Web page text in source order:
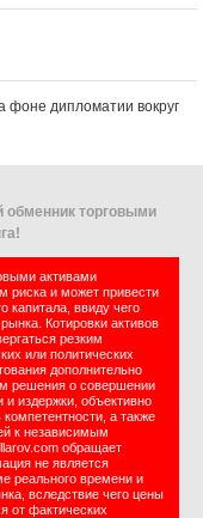
фоне дипломатии вокруг
торговыми
активами
риска и может привести
капитала, ввиду чего
Котировки активов
резким
или политических
дополнительно
решения о совершении
и издержки, объективно
а также
к независимым
обращает
не является
реального времени и
вследствие чего цены
от фактических